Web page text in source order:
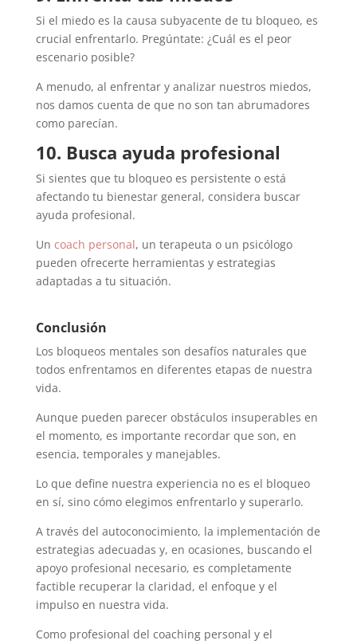
Si el miedo es la causa subyacente de tu bloqueo, es
crucial enfrentarlo. Pregúntate: ¿Cuál es el peor
escenario posible?
A menudo, al enfrentar y analizar nuestros miedos,
nos damos cuenta de que no son tan abrumadores
como parecían.
10. Busca ayuda profesional
Si sientes que tu bloqueo es persistente o está
afectando tu bienestar general, considera buscar
ayuda profesional.
Un coach personal, un terapeuta o un psicólogo
pueden ofrecerte herramientas y estrategias
adaptadas a tu situación.
Conclusión
Los bloqueos mentales son desafíos naturales que
todos enfrentamos en diferentes etapas de nuestra
vida.
Aunque pueden parecer obstáculos insuperables en
el momento, es importante recordar que son, en
esencia, temporales y manejables.
Lo que define nuestra experiencia no es el bloqueo
en sí, sino cómo elegimos enfrentarlo y superarlo.
A través del autoconocimiento, la implementación de
estrategias adecuadas y, en ocasiones, buscando el
apoyo profesional necesario, es completamente
factible recuperar la claridad, el enfoque y el
impulso en nuestra vida.
Como profesional del coaching personal y el